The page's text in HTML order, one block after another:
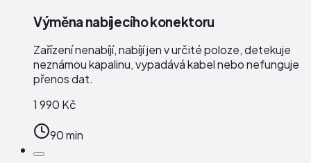
Výměna nabíjecího konektoru
Zařízení nenabíjí, nabíjí jen v určité poloze, detekuje
neznámou kapalinu, vypadává kabel nebo nefunguje
přenos dat.
1 990 Kč
90 min